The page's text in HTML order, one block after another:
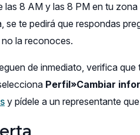
las 8 AM y las 8 PM en tu
te pedirá que respondas
la reconoces.
de inmediato, verifica
Perfil»Cambiar
y pídele a un representante